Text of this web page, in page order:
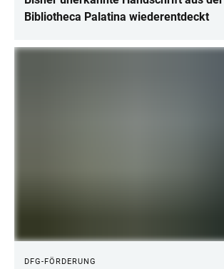
Bibliotheca Palatina wiederentdeckt
DFG-FÖRDERUNG